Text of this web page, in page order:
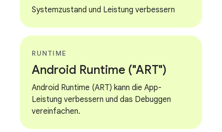
Systemzustand und Leistung verbessern
RUNTIME
Android Runtime ("ART")
Android Runtime (ART) kann die App-
Leistung verbessern und das Debuggen
vereinfachen.